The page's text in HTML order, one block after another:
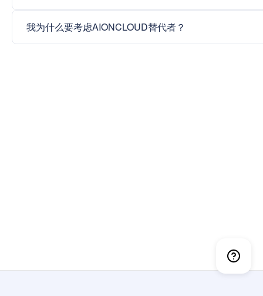
我为什么要考虑AIONCLOUD替代者？